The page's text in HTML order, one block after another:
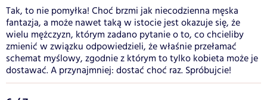
Tak, to nie pomyłka! Choć brzmi jak niecodzienna męska
fantazja, a może nawet taką w istocie jest okazuje się, że
wielu mężczyzn, którym zadano pytanie o to, co chcieliby
zmienić w związku odpowiedzieli, że właśnie przełamać
schemat myślowy, zgodnie z którym to tylko kobieta może je
dostawać. A przynajmniej: dostać choć raz. Spróbujcie!